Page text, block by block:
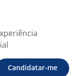
Candidatar-me